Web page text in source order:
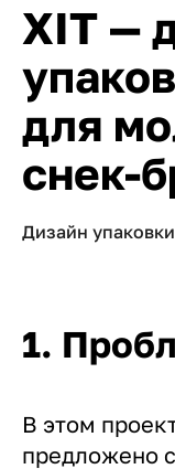
XIT —
для
снек-
Дизайн упаковки
1.
В этом
предложено